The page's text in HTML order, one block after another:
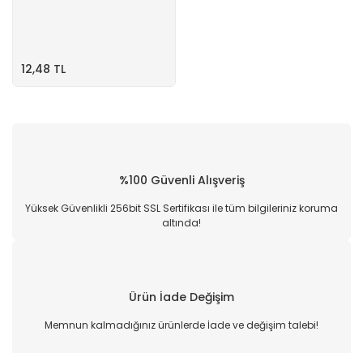
12,48 TL
%100 Güvenli Alışveriş
Yüksek Güvenlikli 256bit SSL Sertifikası ile tüm bilgileriniz koruma
altında!
Ürün İade Değişim
Memnun kalmadığınız ürünlerde İade ve değişim talebi!